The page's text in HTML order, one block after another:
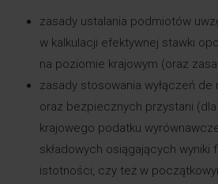
zasady ustalania podmiotów
w kalkulacji efektywnej stawki
na poziomie krajowym (oraz
zasady stosowania wyłączeń de
oraz bezpiecznych przystani
krajowego podatku
składowych osiągających wyniki
istotności, czy też w